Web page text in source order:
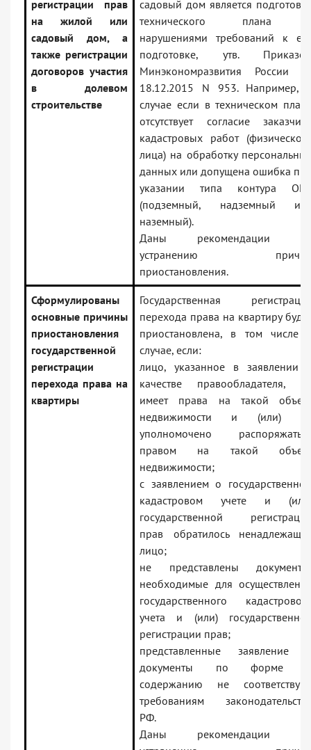
регистрации прав
на жилой или
садовый дом, а
также регистрации
договоров участия
в долевом
строительстве
садовый дом является
технического плана
нарушениями требований к
подготовке, утв.
Минэкономразвития России
18.12.2015 N 953. Например,
случае если в техническом
отсутствует согласие
кадастровых работ
лица) на обработку
данных или допущена ошибка
указании типа контура
(подземный, надземный
наземный).
Даны рекомендации
устранению
приостановления.
Сформулированы
основные причины
приостановления
государственной
регистрации
перехода права на
квартиры
Государственная
перехода права на квартиру
приостановлена, в том числе
случае, если:
лицо, указанное в заявлении
качестве правообладателя,
имеет права на такой
недвижимости и (или)
уполномочено
правом на такой
недвижимости;
с заявлением о
кадастровом учете и
государственной
прав обратилось
лицо;
не представлены
необходимые для
государственного
учета и (или)
регистрации прав;
представленные заявление
документы по форме
содержанию не
требованиям
РФ.
Даны рекомендации